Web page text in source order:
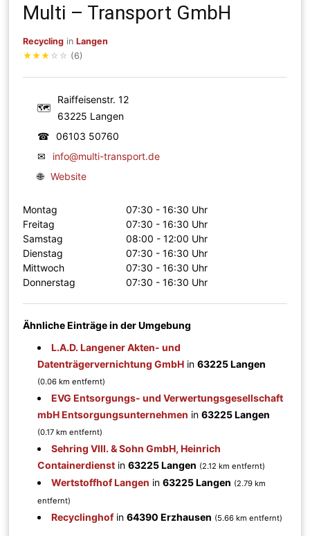
Multi – Transport GmbH
Recycling inLangen
★★★ ☆ ☆ (6)
🗺
Raiffeisenstr. 12
63225 Langen
☎
06103 50760
✉
info@multi-transport.de
🌐 Website
Montag
07:30 - 16:30 Uhr
Freitag
07:30 - 16:30 Uhr
Samstag
08:00 - 12:00 Uhr
Dienstag
07:30 - 16:30 Uhr
Mittwoch
07:30 - 16:30 Uhr
Donnerstag
07:30 - 16:30 Uhr
Ähnliche Einträge in der Umgebung
L.A.D. Langener Akten- und
Datenträgervernichtung GmbH in63225 Langen
(0.06 km entfernt)
EVG Entsorgungs- und Verwertungsgesellschaft
mbH Entsorgungsunternehmen in63225 Langen
(0.17 km entfernt)
Sehring VIII. & Sohn GmbH, Heinrich
Containerdienst in63225 Langen (2.12 km entfernt)
Wertstoffhof Langen in63225 Langen (2.79 km
entfernt)
Recyclinghofin64390 Erzhausen (5.66 km entfernt)